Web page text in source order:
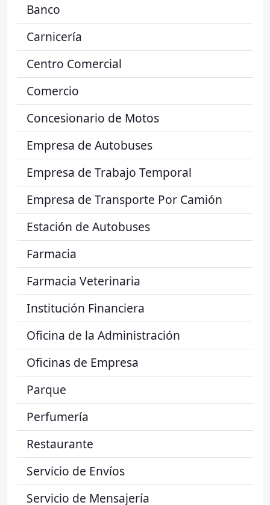
Banco
Carnicería
Centro Comercial
Comercio
Concesionario de Motos
Empresa de Autobuses
Empresa de Trabajo Temporal
Empresa de Transporte Por Camión
Estación de Autobuses
Farmacia
Farmacia Veterinaria
Institución Financiera
Oficina de la Administración
Oficinas de Empresa
Parque
Perfumería
Restaurante
Servicio de Envíos
Servicio de Mensajería